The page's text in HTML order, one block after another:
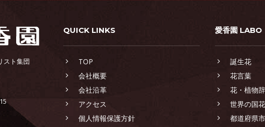
スト集団
QUICK LINKS
TOP
会社概要
会社沿革
アクセス
個人情報保護方針
愛香園 LABO
誕生花
花言葉
花・植物
世界の国花
都道府県